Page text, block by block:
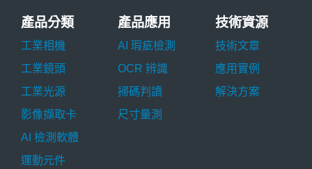
產品分類
工業相機
工業鏡頭
工業光源
影像擷取卡
AI 檢測軟體
運動元件
產品應用
AI 瑕疵檢測
OCR 辨識
掃碼判讀
尺寸量測
技術資源
技術文章
應用實例
解決方案